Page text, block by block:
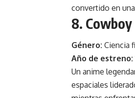
convertido en
8.
Género: Ciencia
Año de estreno:
Un anime
espaciales